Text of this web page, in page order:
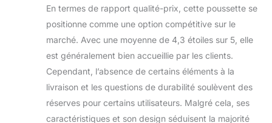
pour répondre aux
besoins de votre
enfant. Que votre
tout-petit aime
explorer le monde
qui vous attend ou
préfère une
personnelle avec
vous, cet ensemble
En termes de rapport qualité-prix, cette poussette se
positionne comme une option compétitive sur le
marché. Avec une moyenne de 4,3 étoiles sur 5, elle
est généralement bien accueillie par les clients.
Cependant, l’absence de certains éléments à la
livraison et les questions de durabilité soulèvent des
réserves pour certains utilisateurs. Malgré cela, ses
caractéristiques et son design séduisent la majorité